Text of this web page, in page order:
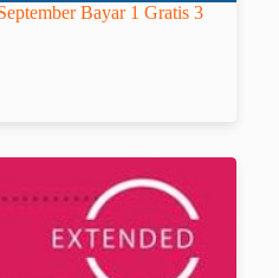
Bayar 1 Gratis 3